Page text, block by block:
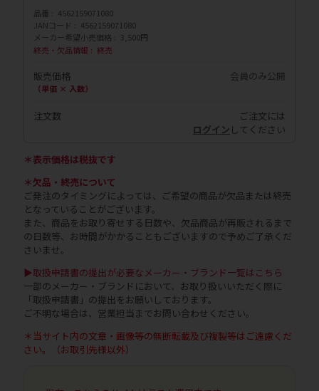
品番
4562159071080
JANコード
4562159071080
メーカー希望小売価格
3,500円
終売・欠品情報
終売
販売価格
（単価 × 入数）
会員のみ公開
注文数
ご注文には
ログイン してください
＊表示価格は税抜です
＊欠品・終売について
ご発注のタイミングによっては、ご希望の商品が欠品または終売
となっていることがございます。
また、商品をお取り寄せする日数や、欠品商品が再販されるまで
の日数等、お時間がかかることもございますので予めご了承くだ
さいませ。
▶取扱申請書の提出が必要なメーカー・ブランド一覧はこちら
一部のメーカー・ブランドにおいて、お取り扱いいただく際に
「取扱申請書」の提出をお願いしております。
ご不明な場合は、営業担当までお問い合わせください。
＊当サイト内の文章・画像等の無断転載及び複製等はご遠慮くだ
さい。（お取引先様以外）